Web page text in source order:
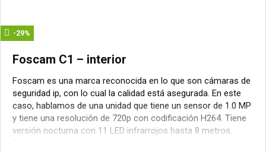
-29%
Foscam C1 – interior
Foscam es una marca reconocida en lo que son cámaras de
seguridad ip, con lo cual la calidad está asegurada. En este
caso, hablamos de una unidad que tiene un sensor de 1.0 MP
y tiene una resolución de 720p con codificación H264. Tiene
versión nocturna con 11 LED infrarrojos hasta 8 metros.